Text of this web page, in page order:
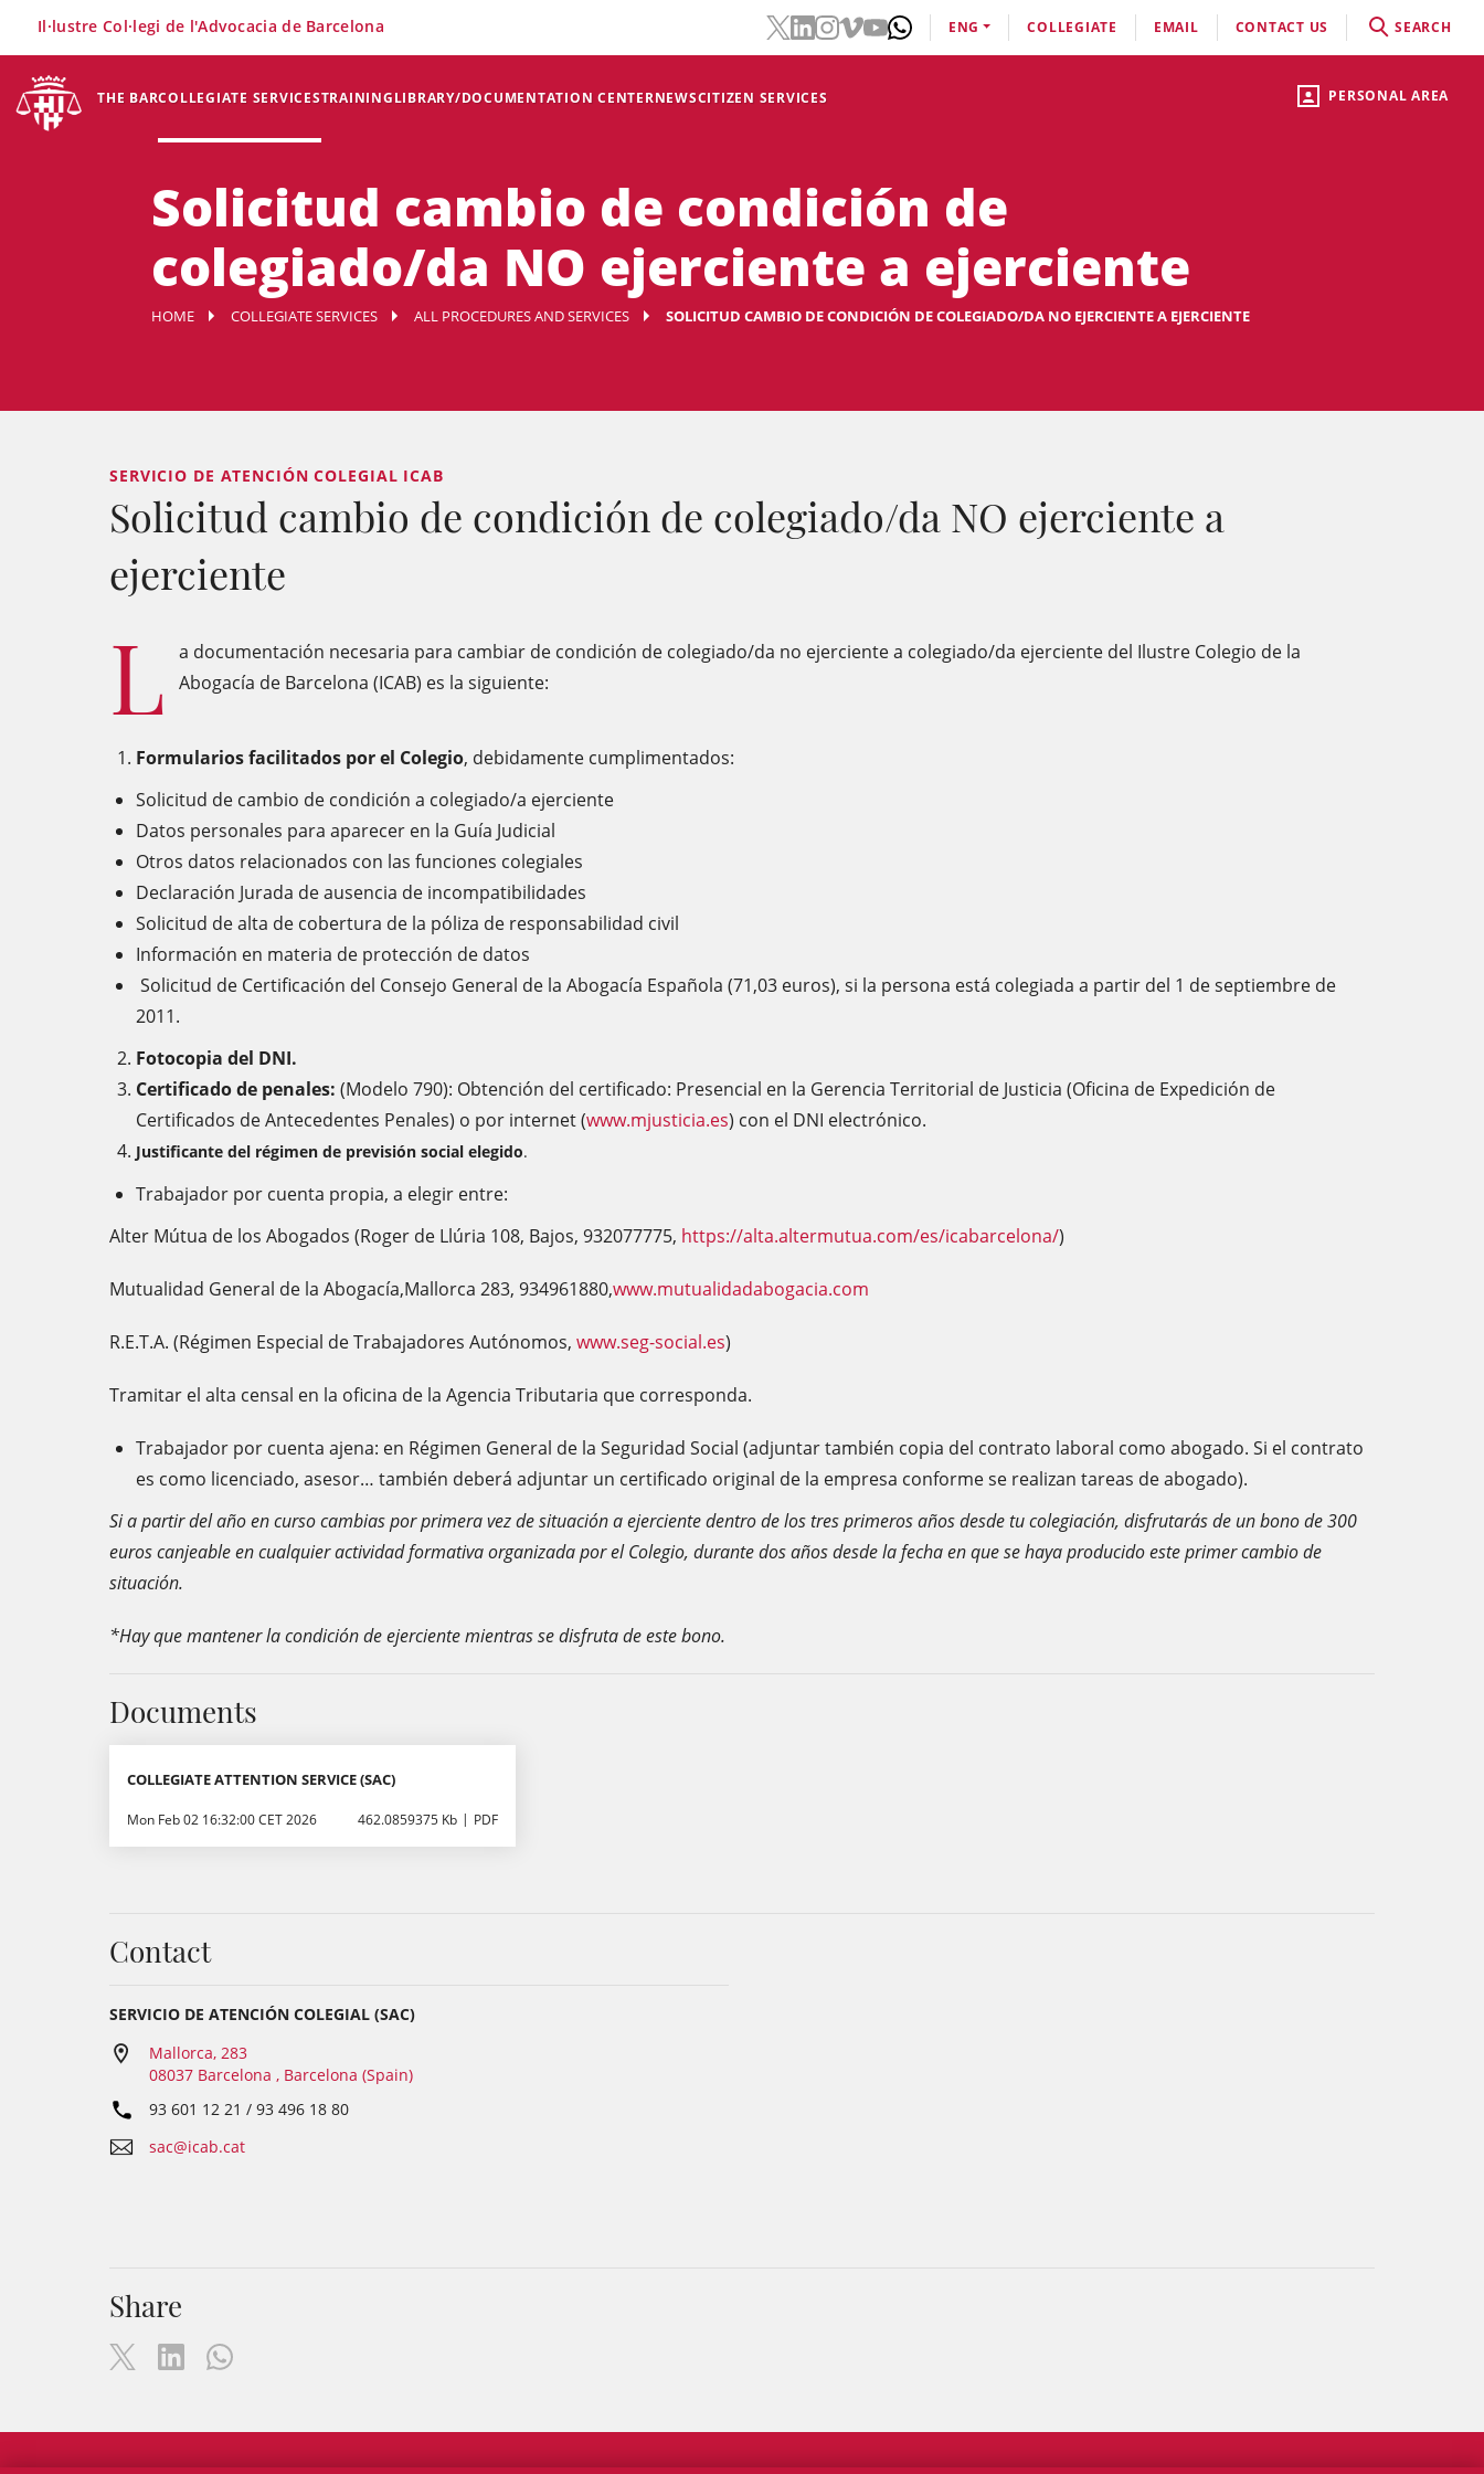
PERSONAL AREA
THE BARCOLLEGIATE SERVICESTRAININGLIBRARY/DOCUMENTATION CENTERNEWSCITIZEN SERVICES
Il·lustre Col·legi de l'Advocacia de Barcelona ENG COLLEGIATE EMAIL CONTACT US SEARCH
Solicitud cambio de condición de
colegiado/da NO ejerciente a ejerciente
HOME COLLEGIATE SERVICES ALL PROCEDURES AND SERVICES SOLICITUD CAMBIO DE CONDICIÓN DE COLEGIADO/DA NO EJERCIENTE A EJERCIENTE
SERVICIO DE ATENCIÓN COLEGIAL ICAB
Solicitud cambio de condición de colegiado/da NO ejerciente a
ejerciente
L
a documentación necesaria para cambiar de condición de colegiado/da no ejerciente a colegiado/da ejerciente del Ilustre Colegio de la
Abogacía de Barcelona (ICAB) es la siguiente:
Formularios facilitados por el Colegio, debidamente cumplimentados:
Solicitud de cambio de condición a colegiado/a ejerciente
Datos personales para aparecer en la Guía Judicial
Otros datos relacionados con las funciones colegiales
Declaración Jurada de ausencia de incompatibilidades
Solicitud de alta de cobertura de la póliza de responsabilidad civil
Información en materia de protección de datos
Solicitud de Certificación del Consejo General de la Abogacía Española (71,03 euros), si la persona está colegiada a partir del 1 de septiembre de
2011.
Fotocopia del DNI.
Certificado de penales: (Modelo 790): Obtención del certificado: Presencial en la Gerencia Territorial de Justicia (Oficina de Expedición de
Certificados de Antecedentes Penales) o por internet (www.mjusticia.es) con el DNI electrónico.
Justificante del régimen de previsión social elegido.
Trabajador por cuenta propia, a elegir entre:
Alter Mútua de los Abogados (Roger de Llúria 108, Bajos, 932077775, https://alta.altermutua.com/es/icabarcelona/)
Mutualidad General de la Abogacía,Mallorca 283, 934961880,www.mutualidadabogacia.com
R.E.T.A. (Régimen Especial de Trabajadores Autónomos, www.seg-social.es)
Tramitar el alta censal en la oficina de la Agencia Tributaria que corresponda.
Trabajador por cuenta ajena: en Régimen General de la Seguridad Social (adjuntar también copia del contrato laboral como abogado. Si el contrato
es como licenciado, asesor… también deberá adjuntar un certificado original de la empresa conforme se realizan tareas de abogado).
Si a partir del año en curso cambias por primera vez de situación a ejerciente dentro de los tres primeros años desde tu colegiación, disfrutarás de un bono de 300
euros canjeable en cualquier actividad formativa organizada por el Colegio, durante dos años desde la fecha en que se haya producido este primer cambio de
situación.
*Hay que mantener la condición de ejerciente mientras se disfruta de este bono.
Documents
COLLEGIATE ATTENTION SERVICE (SAC)
Mon Feb 02 16:32:00 CET 2026 462.0859375 Kb PDF
Contact
SERVICIO DE ATENCIÓN COLEGIAL (SAC)
Mallorca, 283
08037 Barcelona , Barcelona (Spain)
93 601 12 21 / 93 496 18 80
sac@icab.cat
Share